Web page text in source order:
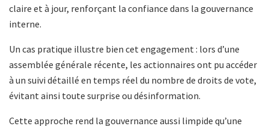
claire et à jour, renforçant la confiance dans la gouvernance
interne.
Un cas pratique illustre bien cet engagement : lors d’une
assemblée générale récente, les actionnaires ont pu accéder
à un suivi détaillé en temps réel du nombre de droits de vote,
évitant ainsi toute surprise ou désinformation.
Cette approche rend la gouvernance aussi limpide qu’une